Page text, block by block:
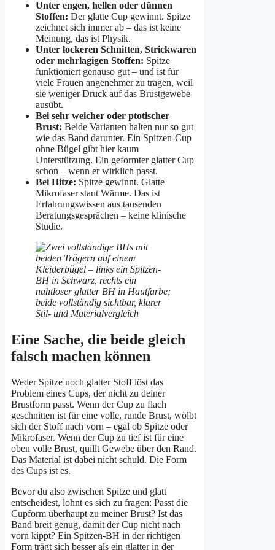
Unter engen, hellen oder dünnen
Stoffen: Der glatte Cup gewinnt. Spitze
zeichnet sich immer ab – das ist keine
Meinung, das ist Physik.
Unter lockeren Schnitten, Strickwaren
oder mehrlagigen Stoffen: Spitze
funktioniert genauso gut – und ist für
viele Frauen angenehmer zu tragen, weil
sie weniger Druck auf das Brustgewebe
ausübt.
Bei sehr weicher oder ptotischer
Brust: Beide Varianten halten nur so gut
wie das Band darunter. Ein Spitzen-Cup
ohne Bügel gibt hier kaum
Unterstützung. Ein geformter glatter Cup
schon – wenn er wirklich passt.
Bei Hitze: Spitze gewinnt. Glatte
Mikrofaser staut Wärme. Das ist
Erfahrungswissen aus tausenden
Beratungsgesprächen – keine klinische
Studie.
Eine Sache, die beide gleich
falsch machen können
Weder Spitze noch glatter Stoff löst das
Problem eines Cups, der nicht zu deiner
Brustform passt. Wenn der Cup zu flach
geschnitten ist für eine volle, runde Brust, wölbt
sich der Stoff nach vorn – egal ob Spitze oder
Mikrofaser. Wenn der Cup zu tief ist für eine
oben volle Brust, quillt Gewebe über den Rand.
Das Material ist dabei nicht schuld. Die Form
des Cups ist es.
Bevor du also zwischen Spitze und glatt
entscheidest, lohnt es sich zu fragen: Passt die
Cupform überhaupt zu meiner Brust? Ist das
Band breit genug, damit der Cup nicht nach
vorn kippt? Ein Spitzen-BH in der richtigen
Form trägt sich besser als ein glatter in der